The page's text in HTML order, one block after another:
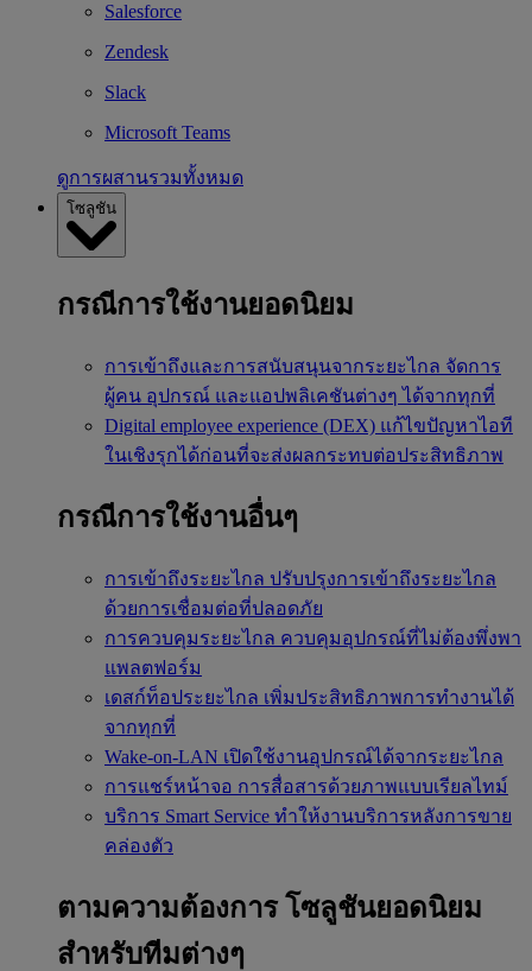
Salesforce
Zendesk
Slack
Microsoft Teams
ดูการผสานรวมทั้งหมด
โซลูชัน
กรณีการใช้งานยอดนิยม
การเข้าถึงและการสนับสนุนจากระยะไกล จัดการ
ผู้คน อุปกรณ์ และแอปพลิเคชันต่างๆ ได้จากทุกที่
Digital employee experience (DEX) แก้ไขปัญหาไอที
ในเชิงรุกได้ก่อนที่จะส่งผลกระทบต่อประสิทธิภาพ
กรณีการใช้งานอื่นๆ
การเข้าถึงระยะไกล ปรับปรุงการเข้าถึงระยะไกล
ด้วยการเชื่อมต่อที่ปลอดภัย
การควบคุมระยะไกล ควบคุมอุปกรณ์ที่ไม่ต้องพึ่งพา
แพลตฟอร์ม
เดสก์ท็อประยะไกล เพิ่มประสิทธิภาพการทำงานได้
จากทุกที่
Wake-on-LAN เปิดใช้งานอุปกรณ์ได้จากระยะไกล
การแชร์หน้าจอ การสื่อสารด้วยภาพแบบเรียลไทม์
บริการ Smart Service ทำให้งานบริการหลังการขาย
คล่องตัว
ตามความต้องการ โซลูชันยอดนิยม
สำหรับทีมต่างๆ